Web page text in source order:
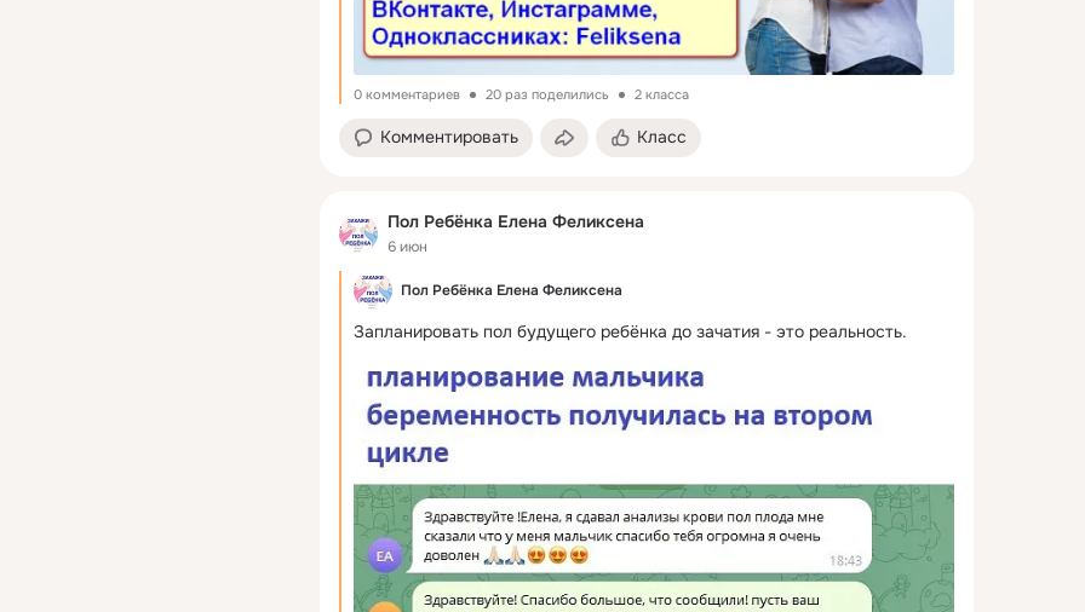
0 комментариев 20 раз поделились 2 класса
Комментировать Класс
Пол Ребёнка Елена Феликсена
6 июн
Пол Ребёнка Елена Феликсена
Запланировать пол будущего ребёнка до зачатия - это реальность.